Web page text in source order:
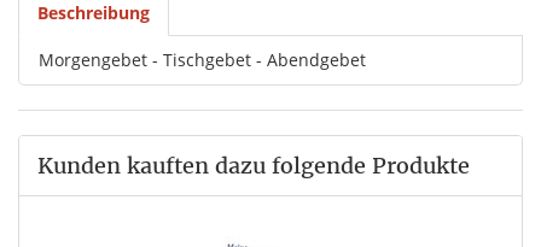
Beschreibung
Morgengebet - Tischgebet - Abendgebet
Kunden kauften dazu folgende Produkte